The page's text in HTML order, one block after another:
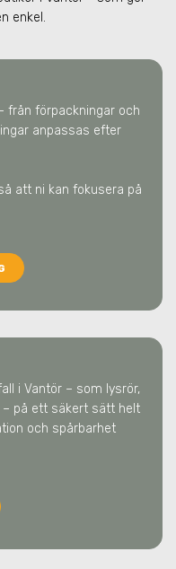
enkel.
från förpackningar och
anpassas efter
att ni kan fokusera på
i Vantör – som lysrör,
– på ett säkert sätt helt
och spårbarhet